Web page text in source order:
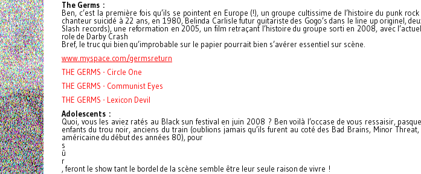
The Germs :
Ben, c’est la première fois qu’ils se pointent en Europe (!), un groupe cultissime de l’histoire du punk
chanteur suicidé à 22 ans, en 1980, Belinda Carlisle futur guitariste des Gogo’s dans le line up originel,
Slash records), une reformation en 2005, un film retraçant l’histoire du groupe sorti en 2008, avec
role de Darby Crash
Bref, le truc qui bien qu’improbable sur le papier pourrait bien s’avérer essentiel sur scène.
www.myspace.com/germsreturn
THE GERMS - Circle One
THE GERMS - Communist Eyes
THE GERMS - Lexicon Devil
Adolescents :
Quoi, vous les aviez ratés au Black sun festival en juin 2008 ? Ben voilà l’occase de vous ressaisir,
enfants du trou noir, anciens du train (oublions jamais qu’ils furent au coté des Bad Brains, Minor
américaine du début des années 80), pour
s
û
r
, feront le show tant le bordel de la scène semble être leur seule raison de vivre !